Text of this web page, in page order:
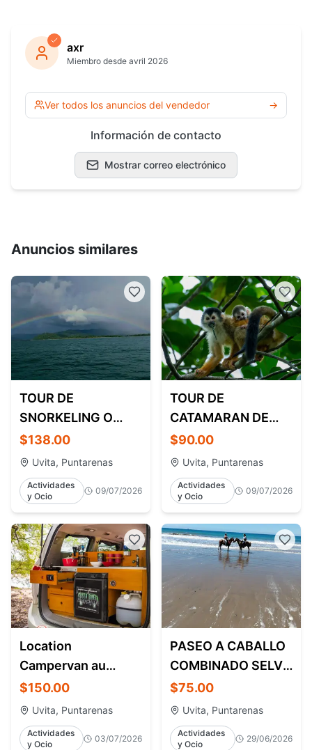
axr
Miembro desde avril 2026
Ver todos los anuncios del vendedor →
Información de contacto
Mostrar correo electrónico
Anuncios similares
TOUR DE
SNORKELING O
BUCEO EN ISLA DEL
CAÑO
$138.00
Uvita, Puntarenas
Actividades
y Ocio
09/07/2026
TOUR DE
CATAMARAN DE
MANGLARES Y
TOUR DE ESFERAS
$90.00
Uvita, Puntarenas
Actividades
y Ocio
09/07/2026
Location
Campervan au
Costa Rica | Van
aménagé tout
confort
$150.00
Uvita, Puntarenas
Actividades
y Ocio
03/07/2026
PASEO A CABALLO
COMBINADO SELVA
Y PLAYA
$75.00
Uvita, Puntarenas
Actividades
y Ocio
29/06/2026